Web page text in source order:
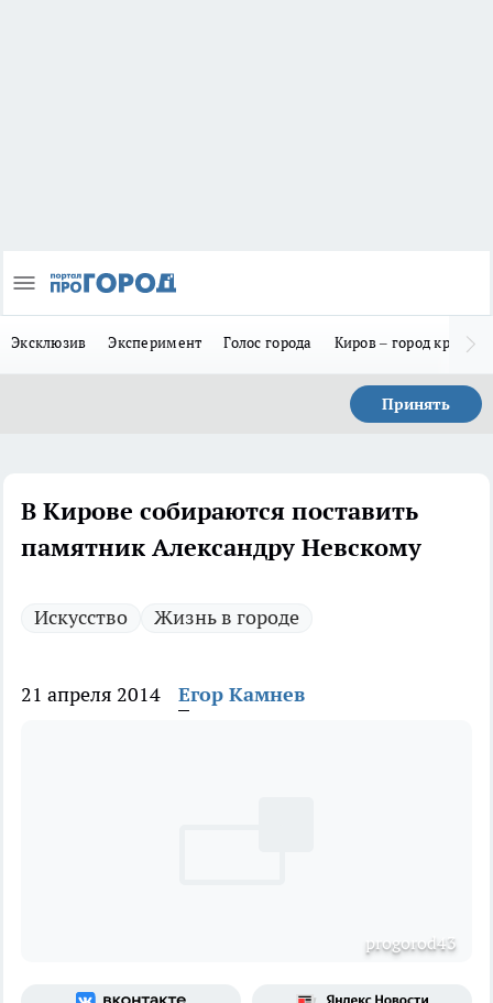
Эксклюзив Эксперимент Голос города Киров – город
Принять
В Кирове собираются поставить
памятник Александру Невскому
Искусство Жизнь в городе
21 апреля 2014 Егор Камнев
progorod43